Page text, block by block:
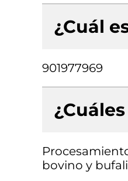
¿Cuál
901977969
bovino y